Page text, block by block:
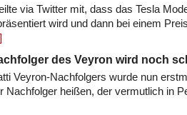
via Twitter mit, dass das Tesla
wird und dann bei einem
des Veyron wird noch
Veyron-Nachfolgers wurde nun
Nachfolger heißen, der vermutlich in